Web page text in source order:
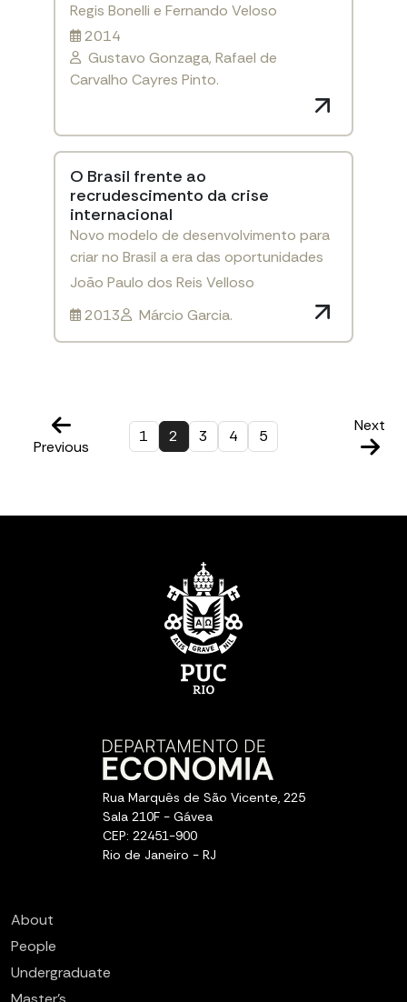
Regis Bonelli e Fernando Veloso
2014
Gustavo Gonzaga, Rafael de
Carvalho Cayres Pinto.
O Brasil frente ao
recrudescimento da crise
internacional
Novo modelo de desenvolvimento para
criar no Brasil a era das oportunidades
João Paulo dos Reis Velloso
2013
Márcio Garcia.
Previous
1 2 3 4 5
Next
Rua Marquês de São Vicente, 225
Sala 210F - Gávea
CEP: 22451-900
Rio de Janeiro - RJ
About
People
Undergraduate